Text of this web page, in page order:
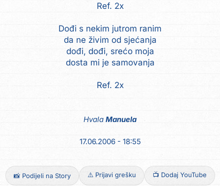
Ref. 2x
Dođi s nekim jutrom ranim
da ne živim od sjećanja
dođi, dođi, srećo moja
dosta mi je samovanja
Ref. 2x
Hvala Manuela
17.06.2006 - 18:55
📸 Podijeli na Story ⚠️ Prijavi grešku 📺 Dodaj YouTube